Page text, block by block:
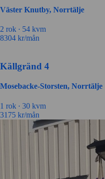
Väster Knutby, Norrtälje
2 rok ∙ 54 kvm
8304 kr/mån
Källgränd 4
Mosebacke-Storsten, Norrtälje
1 rok ∙ 30 kvm
3175 kr/mån